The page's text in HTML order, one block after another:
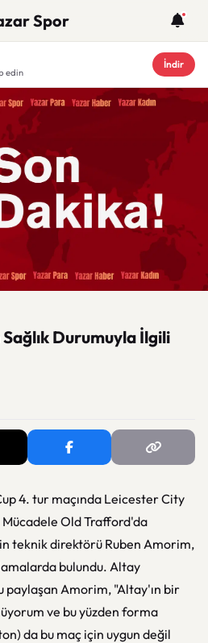
Spor
edin
İndir
Durumuyla İlgili
4. tur maçında Leicester City
Mücadele Old Trafford'da
teknik direktörü Ruben Amorim,
bulundu. Altay
paylaşan Amorim, "Altay'ın bir
ve bu yüzden forma
da bu maç için uygun değil